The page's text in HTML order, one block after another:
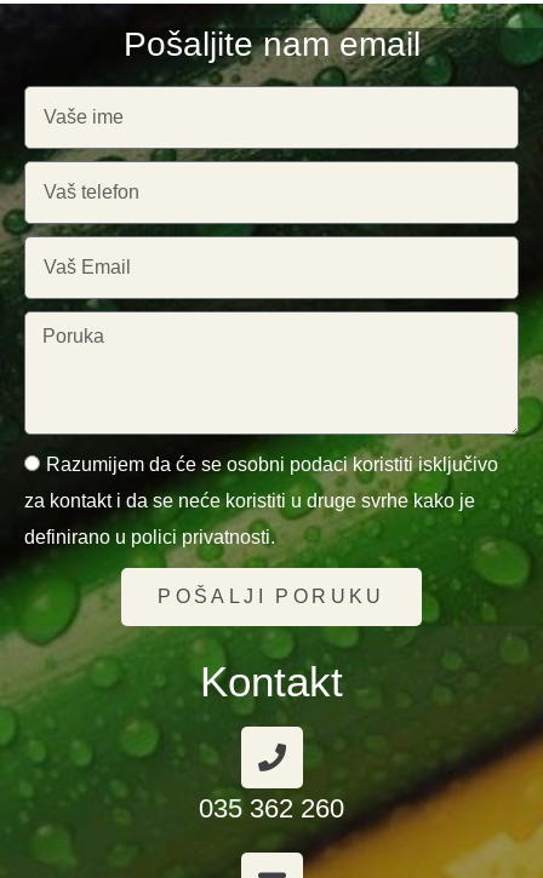
Pošaljite nam email
Razumijem da će se osobni podaci koristiti isključivo
za kontakt i da se neće koristiti u druge svrhe kako je
definirano u polici privatnosti.
POŠALJI PORUKU
Kontakt
035 362 260